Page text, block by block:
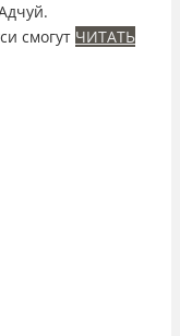
смогут ЧИТАТЬ